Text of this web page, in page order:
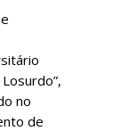
no
de